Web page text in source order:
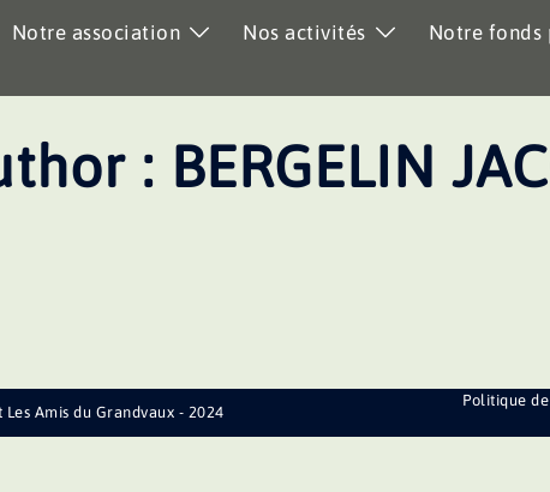
Notre association Nos activités Notre
: BERGELIN
Les Amis du Grandvaux - 2024
Politique